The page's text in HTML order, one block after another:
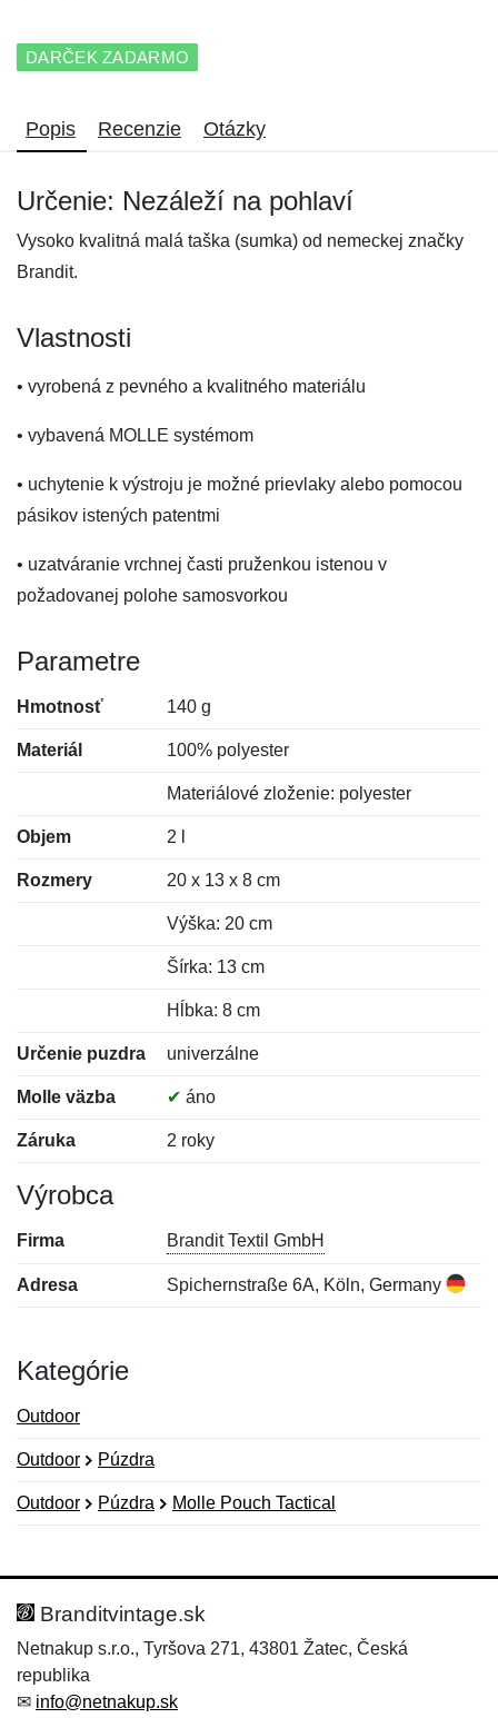
DARČEK ZADARMO
Popis Recenzie Otázky
Určenie: Nezáleží na pohlaví
Vysoko kvalitná malá taška (sumka) od nemeckej značky
Brandit.
Vlastnosti
• vyrobená z pevného a kvalitného materiálu
• vybavená MOLLE systémom
• uchytenie k výstroju je možné prievlaky alebo pomocou
pásikov istených patentmi
• uzatváranie vrchnej časti pruženkou istenou v
požadovanej polohe samosvorkou
Parametre
Hmotnosť 140 g
Materiál 100% polyester
Materiálové zloženie: polyester
Objem 2 l
Rozmery 20 x 13 x 8 cm
Výška: 20 cm
Šírka: 13 cm
Hĺbka: 8 cm
Určenie puzdra univerzálne
Molle väzba ✔ áno
Záruka 2 roky
Výrobca
Firma Brandit Textil GmbH
Adresa Spichernstraße 6A, Köln, Germany
Kategórie
Outdoor
Outdoor Púzdra
Outdoor Púzdra Molle Pouch Tactical
Hodnotenie:
Meno:*
Meno:
E-mail:*
Branditvintage.sk
Netnakup s.r.o., Tyršova 271, 43801 Žatec, Česká
republika
✉ info@netnakup.sk